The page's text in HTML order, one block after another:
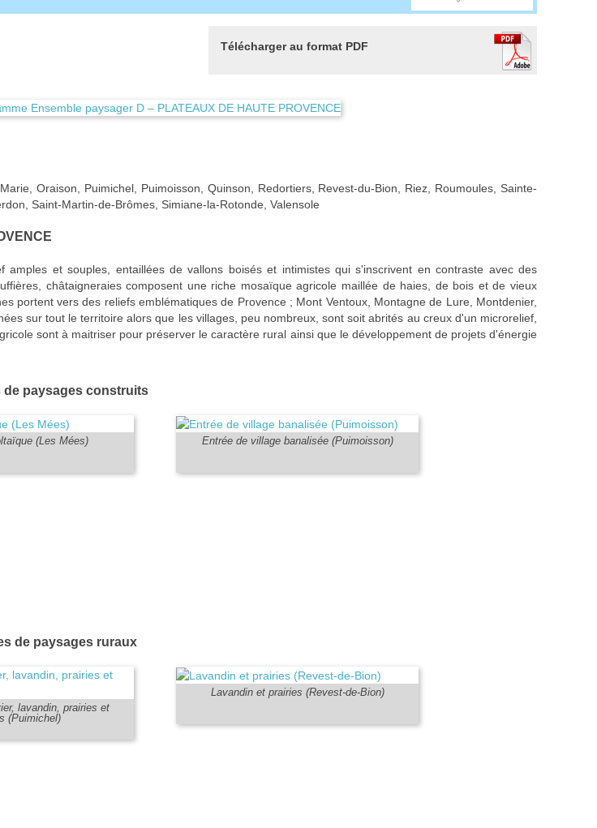
Télécharger au format PDF
Oraison, Puimichel, Puimoisson, Quinson, Redortiers, Revest-du-Bion, Riez, Roumoules, Sainte-
Saint-Martin-de-Brômes, Simiane-la-Rotonde, Valensole
et souples, entaillées de vallons boisés et intimistes qui s'inscrivent en contraste avec des
châtaigneraies composent une riche mosaïque agricole maillée de haies, de bois et de vieux
portent vers des reliefs emblématiques de Provence ; Mont Ventoux, Montagne de Lure, Montdenier,
sur tout le territoire alors que les villages, peu nombreux, sont soit abrités au creux d'un microrelief,
sont à maitriser pour préserver le caractère rural ainsi que le développement de projets d'énergie
de paysages construits
(Les Mées) Entrée de village banalisée (Puimoisson)
de paysages ruraux
lavandin, prairies et
(Puimichel)
Lavandin et prairies (Revest-de-Bion)